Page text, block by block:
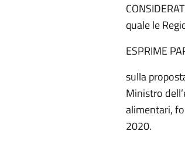
quale le
ESPRIME
sulla
Ministro
alimentari,
2020.